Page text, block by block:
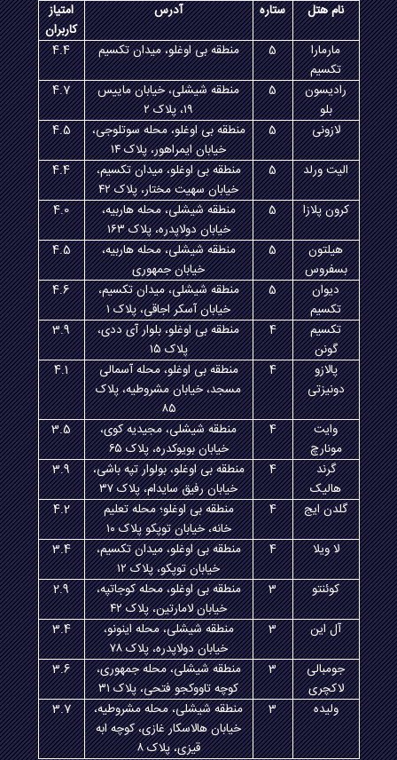
نام هتل ستاره آدرس
امتیاز
کاربران
مارمارا
تکسیم
5 منطقه بی اوغلو، میدان تکسیم 4.4
رادیسون
بلو
5
منطقه شیشلی، خیابان ماییس
۱۹، پلاک ۲
4.7
لازونی 5
منطقه بی اوغلو، محله سوتلوجی،
خیابان ایمراهور، پلاک ۱۴
4.5
الیت ورلد 5
منطقه بی اوغلو، میدان تکسیم،
خیابان سهیت مختار، پلاک ۴۲
4.4
کرون پلازا 5
منطقه شیشلی، محله هاربیه،
خیابان دولاپدره، پلاک ۱۶۳
4.0
هیلتون
بسفروس
5
منطقه شیشلی، محله هاربیه،
خیابان جمهوری
4.5
دیوان
تکسیم
5
منطقه شیشلی، میدان تکسیم،
خیابان آسکر اجاقی، پلاک ۱
4.6
تکسیم
گونن
4
منطقه بی اوغلو، بلوار آی ددی،
پلاک ۱۵
3.9
پالازو
دونیزتی
4
منطقه بی اوغلو، محله آسمالی
مسجد، خیابان مشروطیه، پلاک
۸۵
4.1
وایت
مونارچ
4
منطقه شیشلی، مجیدیه کوی،
خیابان بویوکدره، پلاک ۶۵
3.5
گرند
هالیک
4
منطقه بی اوغلو، بولوار تپه باشی،
خیابان رفیق سایدام، پلاک ۳۷
3.9
گلدن ایج 4
منطقه بی اوغلو؛ محله تعلیم
خانه، خیابان توپکو پلاک ۱۰
4.2
لا ویلا 4
منطقه بی اوغلو، میدان تکسیم،
خیابان توپکو، پلاک ۱۲
3.4
کوئنتو 3
منطقه بی اوغلو، محله کوجاتپه،
خیابان لامارتین، پلاک ۴۲
2.9
آل این 3
منطقه شیشلی، محله اینونو،
خیابان دولاپدره، پلاک ۷۸
3.4
جومبالی
لاکچری
3
منطقه شیشلی، محله جمهوری،
کوچه تاووکجو فتحی، پلاک ۳۱
3.6
ولیده 3
منطقه شیشلی، محله مشروطیه،
خیابان هالاسکار غازی، کوچه ابه
قیزی، پلاک ۸
3.7